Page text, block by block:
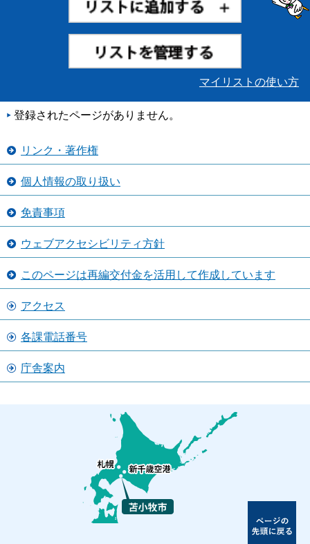
マイリストの使い方
登録されたページがありません。
リンク・著作権
個人情報の取り扱い
免責事項
ウェブアクセシビリティ方針
このページは再編交付金を活用して作成しています
アクセス
各課電話番号
庁舎案内